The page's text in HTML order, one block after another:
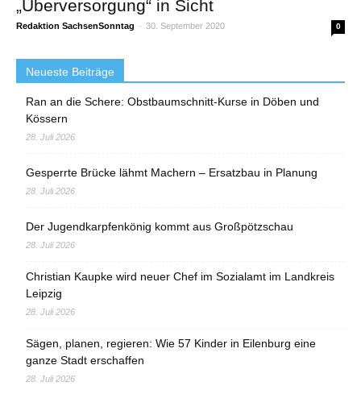
„Überversorgung“ in Sicht
Redaktion SachsenSonntag - 30. September 2020 0
Neueste Beiträge
Ran an die Schere: Obstbaumschnitt-Kurse in Döben und
Kössern
28. Juli 2026
Gesperrte Brücke lähmt Machern – Ersatzbau in Planung
28. Juli 2026
Der Jugendkarpfenkönig kommt aus Großpötzschau
28. Juli 2026
Christian Kaupke wird neuer Chef im Sozialamt im Landkreis
Leipzig
28. Juli 2026
Sägen, planen, regieren: Wie 57 Kinder in Eilenburg eine
ganze Stadt erschaffen
28. Juli 2026